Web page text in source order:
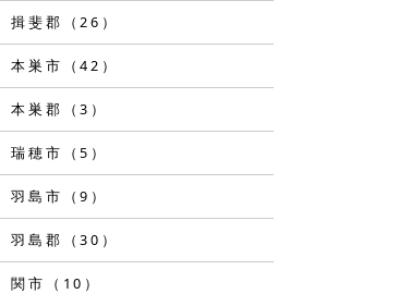
揖斐郡（26）
本巣市（42）
本巣郡（3）
瑞穂市（5）
羽島市（9）
羽島郡（30）
関市（10）